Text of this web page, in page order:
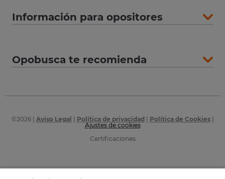
Información para opositores
Opobusca te recomienda
©2026| Aviso Legal Política de privacidad Política de Cookies|
Ajustes de cookies
Certificaciones